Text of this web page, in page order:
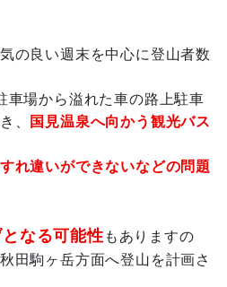
の良い週末を中心に登山者数
車場から溢れた車の路上駐車
、 国見温泉へ向かう観光バス
れ違いができないなどの問題
なる可能性もありますの
田駒ヶ岳方面へ登山を計画さ